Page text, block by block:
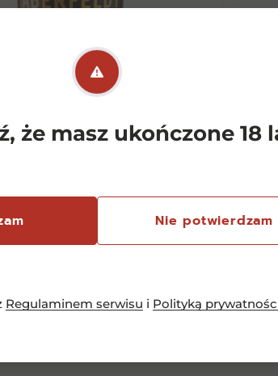
że masz ukończone 18
Nie potwierdzam
Regulaminem serwisu i Polityką
245,00